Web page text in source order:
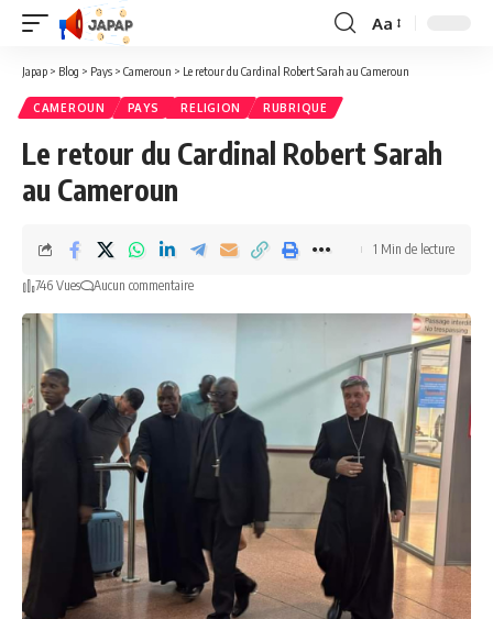
Redimensionner
Aa
Japap > Blog > Pays > Cameroun > Le retour du Cardinal Robert Sarah au Cameroun
CAMEROUN PAYS RELIGION RUBRIQUE
Le retour du Cardinal Robert Sarah
au Cameroun
746 Vues Aucun commentaire
1 Min de lecture